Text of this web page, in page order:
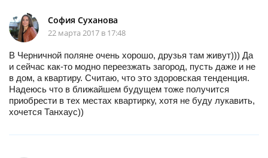
София Суханова
22 марта 2017 в 17:48
В Черничной поляне очень хорошо, друзья там живут))) Да
и сейчас как-то модно переезжать загород, пусть даже и не
в дом, а квартиру. Считаю, что это здоровская тенденция.
Надеюсь что в ближайшем будущем тоже получится
приобрести в тех местах квартирку, хотя не буду лукавить,
хочется Танхаус))